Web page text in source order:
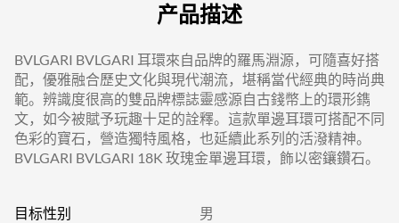
产品描述
BVLGARI BVLGARI 耳環來自品牌的羅馬淵源，可隨喜好搭
配，優雅融合歷史文化與現代潮流，堪稱當代經典的時尚典
範。辨識度很高的雙品牌標誌靈感源自古錢幣上的環形鐫
文，如今被賦予玩趣十足的詮釋。這款單邊耳環可搭配不同
色彩的寶石，營造獨特風格，也延續此系列的活潑精神。
BVLGARI BVLGARI 18K 玫瑰金單邊耳環，飾以密鑲鑽石。
目标性别 男